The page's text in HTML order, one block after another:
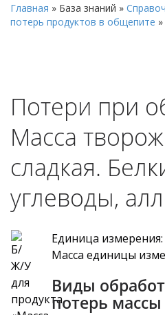
Главная » База знаний »
потерь продуктов в общепите »
Потери при
Масса
сладкая.
углеводы,
Единица измерения:
Масса единицы
Виды
потерь